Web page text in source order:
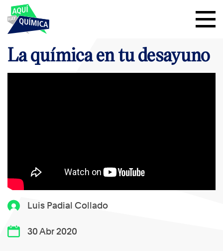
Luis Padial Collado
30 Abr 2020
La química en tu desayuno